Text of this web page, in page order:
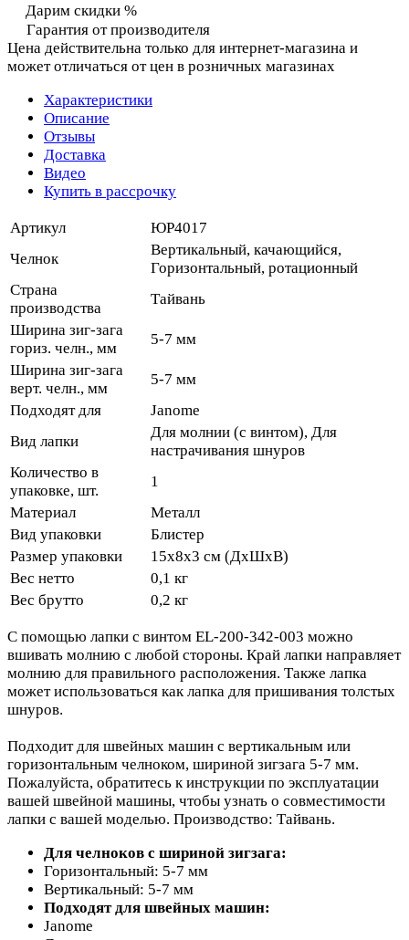
Дарим скидки %
Гарантия от производителя
Цена действительна только для интернет-магазина и
может отличаться от цен в розничных магазинах
Характеристики
Описание
Отзывы
Доставка
Видео
Купить в рассрочку
Артикул
ЮР4017
Челнок
Вертикальный, качающийся,
Горизонтальный, ротационный
Страна
производства
Тайвань
Ширина зиг-зага
гориз. челн., мм
5-7 мм
Ширина зиг-зага
верт. челн., мм
5-7 мм
Подходят для
Janome
Вид лапки
Для молнии (с винтом), Для
настрачивания шнуров
Количество в
упаковке, шт.
1
Материал
Металл
Вид упаковки
Блистер
Размер упаковки
15х8х3 см (ДхШхВ)
Вес нетто
0,1 кг
Вес брутто
0,2 кг
С помощью лапки с винтом EL-200-342-003 можно
вшивать молнию с любой стороны. Край лапки направляет
молнию для правильного расположения. Также лапка
может использоваться как лапка для пришивания толстых
шнуров.
Подходит для швейных машин с вертикальным или
горизонтальным челноком, шириной зигзага 5-7 мм.
Пожалуйста, обратитесь к инструкции по эксплуатации
вашей швейной машины, чтобы узнать о совместимости
лапки с вашей моделью. Производство: Тайвань.
Для челноков с шириной зигзага:
Горизонтальный: 5-7 мм
Вертикальный: 5-7 мм
Подходят для швейных машин:
Janome